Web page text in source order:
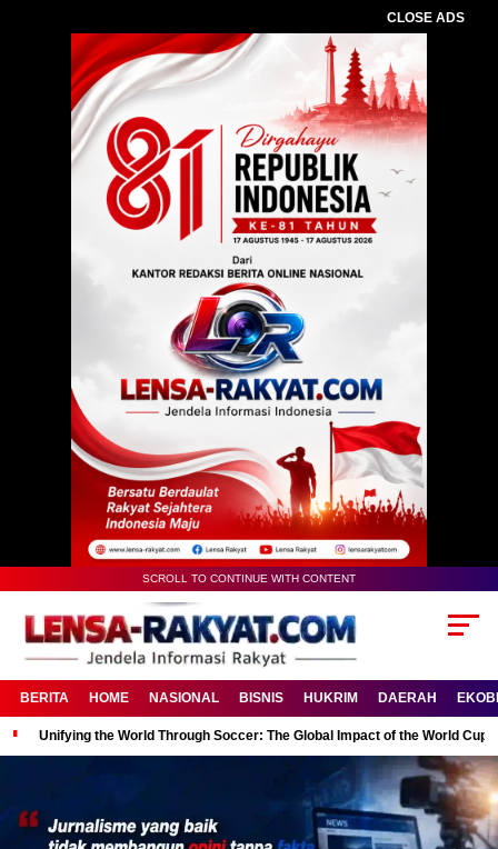
CLOSE ADS
SCROLL TO CONTINUE WITH CONTENT
BERITA HOME NASIONAL BISNIS HUKRIM DAERAH
Unifying the World Through Soccer: The Global Impact of the World Cup